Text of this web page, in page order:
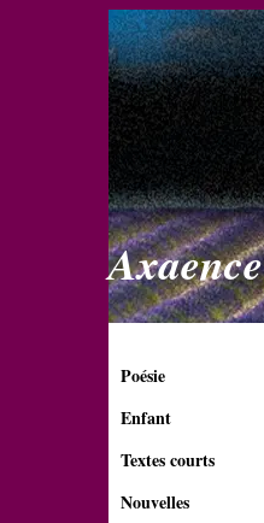
Axaence
Poésie
Enfant
Textes courts
Nouvelles